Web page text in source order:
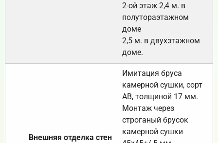
2-ой этаж 2,4 м. в
полутораэтажном
доме
2,5 м. в двухэтажном
доме.
Внешняя отделка стен
Имитация бруса
камерной сушки, сорт
АВ, толщиной 17 мм.
Монтаж через
строганый брусок
камерной сушки